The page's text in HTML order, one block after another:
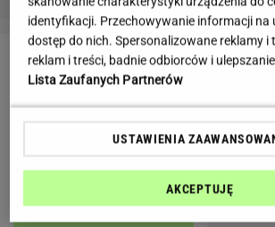
LETNIE OKAZJE
identyfikacji. Przechowywanie informacji na
dostęp do nich. Spersonalizowane reklamy i
reklam i treści, badnie odbiorców i ulepszanie
Lista Zaufanych Partnerów
USTAWIENIA
AKCEPTUJĘ